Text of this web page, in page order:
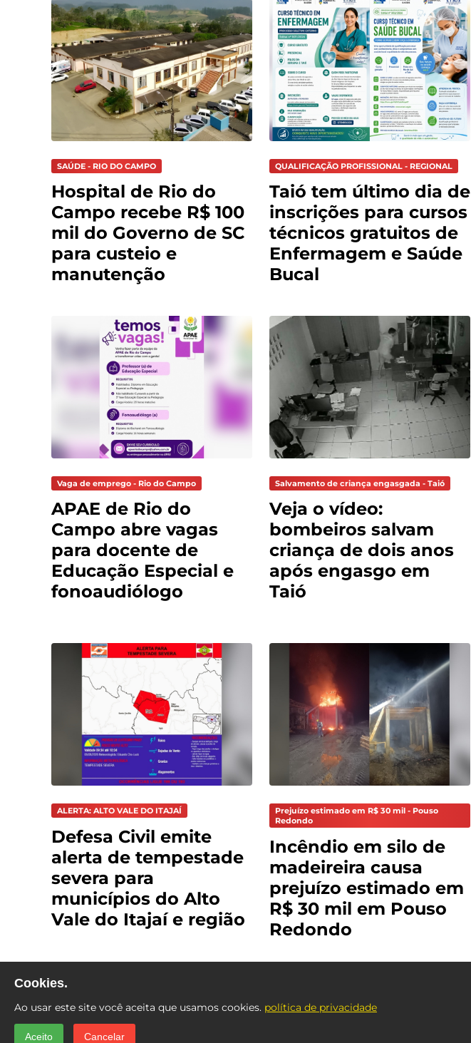
SAÚDE - RIO DO CAMPO
Hospital de Rio do
Campo recebe R$ 100
mil do Governo de SC
para custeio e
manutenção
QUALIFICAÇÃO PROFISSIONAL - REGIONAL
Taió tem último dia de
inscrições para cursos
técnicos gratuitos de
Enfermagem e Saúde
Bucal
Vaga de emprego - Rio do Campo
APAE de Rio do
Campo abre vagas
para docente de
Educação Especial e
fonoaudiólogo
Salvamento de criança engasgada - Taió
Veja o vídeo:
bombeiros salvam
criança de dois anos
após engasgo em
Taió
ALERTA: ALTO VALE DO ITAJAÍ
Defesa Civil emite
alerta de tempestade
severa para
municípios do Alto
Vale do Itajaí e região
Prejuízo estimado em R$ 30 mil - Pouso
Redondo
Incêndio em silo de
madeireira causa
prejuízo estimado em
R$ 30 mil em Pouso
Redondo
Cookies.
Ao usar este site você aceita que usamos cookies. política de privacidade
Aceito Cancelar